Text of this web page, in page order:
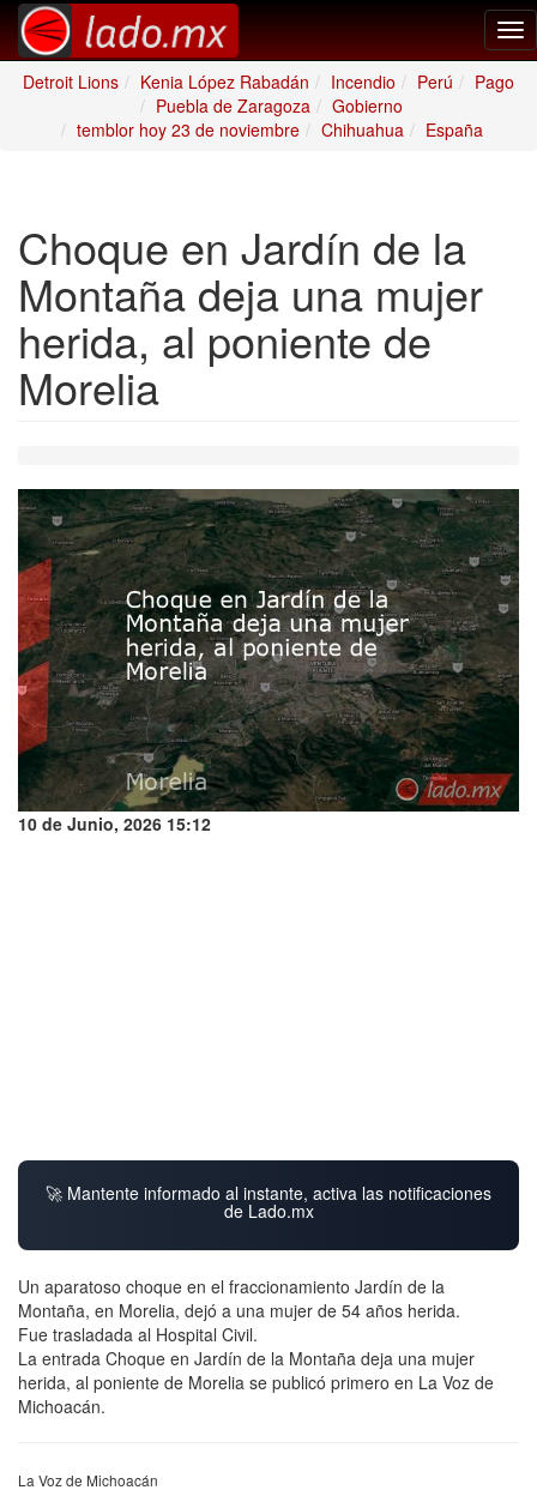
Detroit Lions
Kenia López Rabadán Incendio Perú
Pago
Puebla de Zaragoza
Gobierno
temblor hoy 23 de noviembre
Chihuahua España
Choque en Jardín de la
Montaña deja una mujer
herida, al poniente de
Morelia
10 de Junio, 2026 15:12
🚀 Mantente informado al instante, activa las notificaciones
de Lado.mx
Un aparatoso choque en el fraccionamiento Jardín de la
Montaña, en Morelia, dejó a una mujer de 54 años herida.
Fue trasladada al Hospital Civil.
La entrada Choque en Jardín de la Montaña deja una mujer
herida, al poniente de Morelia se publicó primero en La Voz de
Michoacán.
La Voz de Michoacán